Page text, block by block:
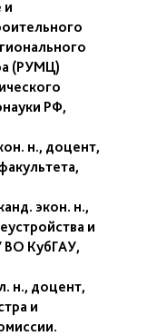
и
(РУМЦ)
РФ,
н., доцент,
экон. н.,
и
ВО КубГАУ,
н., доцент,
и